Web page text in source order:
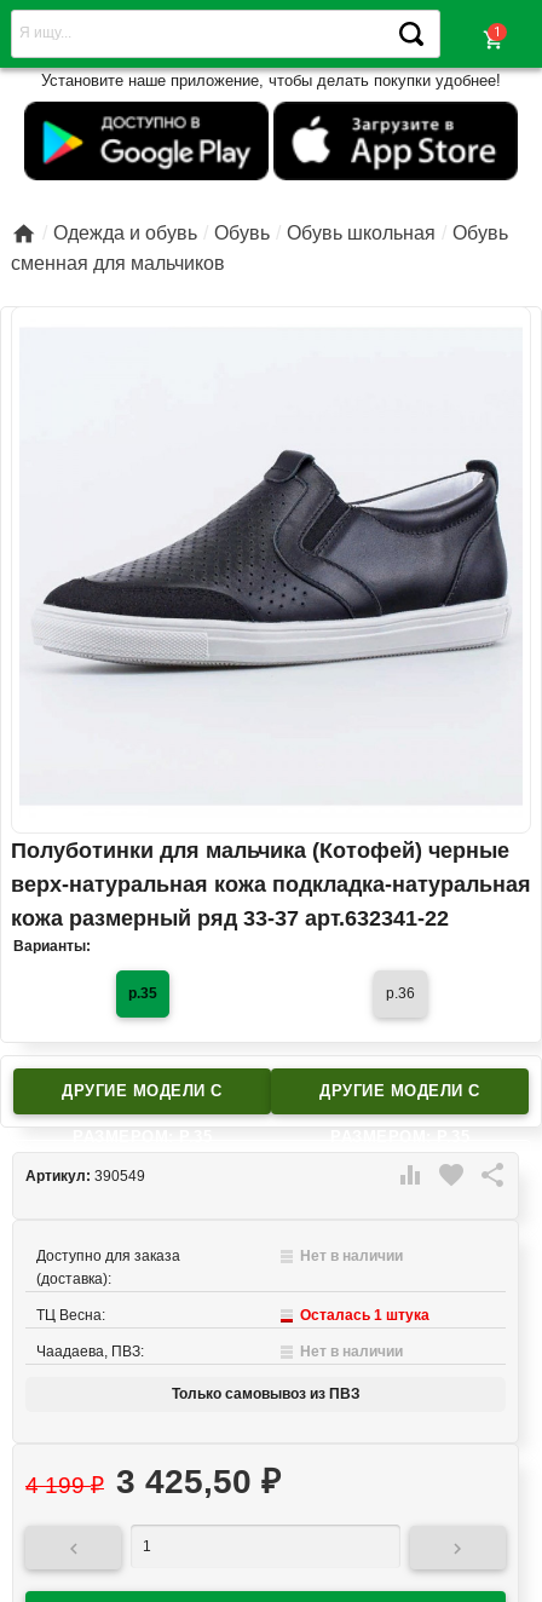
shopping_cart
Установите наше приложение, чтобы делать покупки удобнее!
 Одежда и обувь Обувь Обувь школьная
Обувь
сменная для мальчиков
Полуботинки для мальчика (Котофей) черные
верх-натуральная кожа подкладка-натуральная
кожа размерный ряд 33-37 арт.632341-22
Варианты:
р.35 р.36
ДРУГИЕ МОДЕЛИ C ДРУГИЕ МОДЕЛИ C
 favorite 
Артикул: 390549
Доступно для заказа
(доставка):
Нет в наличии
ТЦ Весна: Осталась 1 штука
Чаадаева, ПВЗ: Нет в наличии
Только самовывоз из ПВЗ
4 199₽ 3 425,50 ₽
 